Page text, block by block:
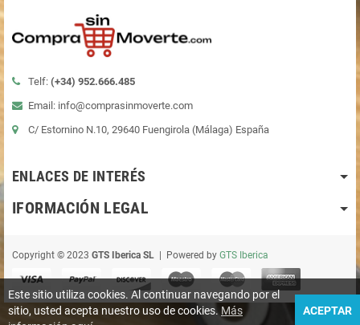
Telf: (+34) 952.666.485
Email: info@comprasinmoverte.com
C/ Estornino N.10, 29640 Fuengirola (Málaga) España
ENLACES DE INTERÉS
IFORMACIÓN LEGAL
Copyright © 2023 GTS Iberica SL | Powered by GTS Iberica
Este sitio utiliza cookies. Al continuar navegando por el
sitio, usted acepta nuestro uso de cookies. Más
ACEPTAR